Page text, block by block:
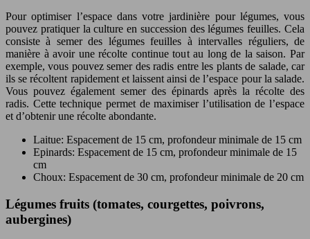
Pour optimiser l’espace dans votre jardinière pour légumes, vous
pouvez pratiquer la culture en succession des légumes feuilles. Cela
consiste à semer des légumes feuilles à intervalles réguliers, de
manière à avoir une récolte continue tout au long de la saison. Par
exemple, vous pouvez semer des radis entre les plants de salade, car
ils se récoltent rapidement et laissent ainsi de l’espace pour la salade.
Vous pouvez également semer des épinards après la récolte des
radis. Cette technique permet de maximiser l’utilisation de l’espace
et d’obtenir une récolte abondante.
Laitue: Espacement de 15 cm, profondeur minimale de 15 cm
Epinards: Espacement de 15 cm, profondeur minimale de 15
cm
Choux: Espacement de 30 cm, profondeur minimale de 20 cm
Légumes fruits (tomates, courgettes, poivrons,
aubergines)